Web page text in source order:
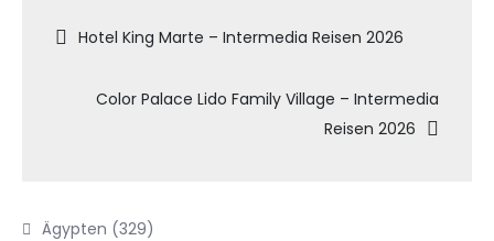
Beitragsnavigation
Hotel King Marte – Intermedia Reisen 2026
Color Palace Lido Family Village – Intermedia
Reisen 2026
Ägypten (329)